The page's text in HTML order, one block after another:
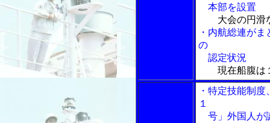
本部を設置
大会の円滑
・内航総連が
の
認定状況
現在船腹は
・特定技能制
１
号」外国人が